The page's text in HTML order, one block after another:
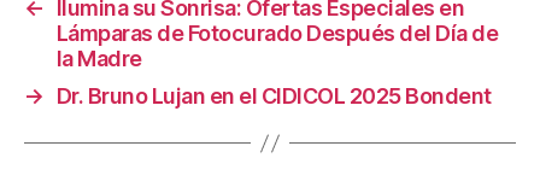
←
Ilumina su Sonrisa: Ofertas Especiales en
Lámparas de Fotocurado Después del Día de
la Madre
→
Dr. Bruno Lujan en el CIDICOL 2025 Bondent